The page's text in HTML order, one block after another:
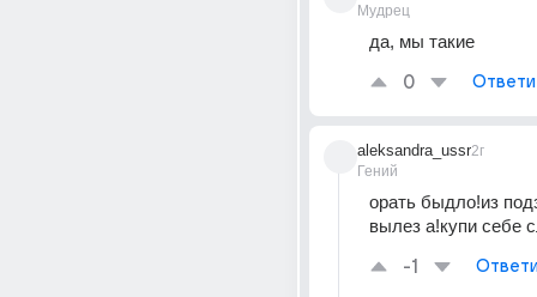
Мудрец
да, мы такие
0
aleksandra_ussr
Гений
2г
орать быдло!из
вылез а!купи себе
-1